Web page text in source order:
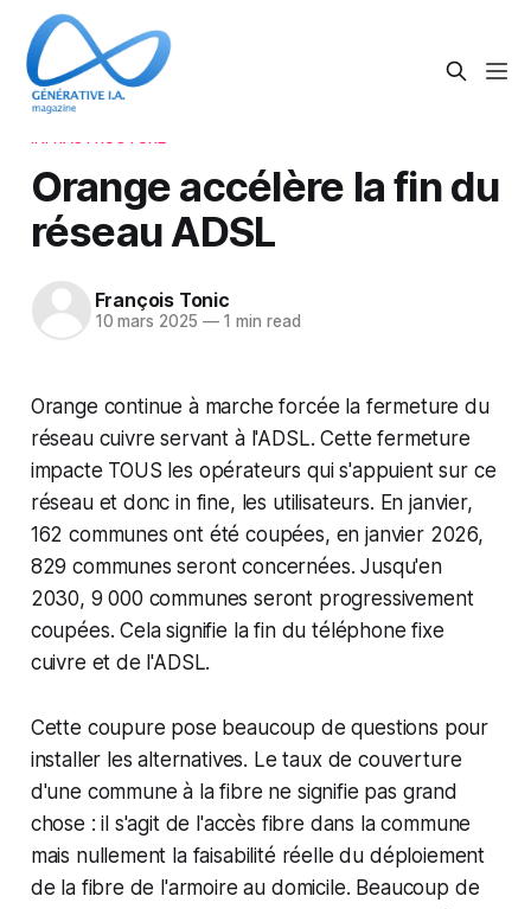
Orange accélère la fin du
réseau ADSL
François Tonic
10 mars 2025 —1 min read
Orange continue à marche forcée la fermeture du
réseau cuivre servant à l'ADSL. Cette fermeture
impacte TOUS les opérateurs qui s'appuient sur ce
réseau et donc in fine, les utilisateurs. En janvier,
162 communes ont été coupées, en janvier 2026,
829 communes seront concernées. Jusqu'en
2030, 9 000 communes seront progressivement
coupées. Cela signifie la fin du téléphone fixe
cuivre et de l'ADSL.
Cette coupure pose beaucoup de questions pour
installer les alternatives. Le taux de couverture
d'une commune à la fibre ne signifie pas grand
chose : il s'agit de l'accès fibre dans la commune
mais nullement la faisabilité réelle du déploiement
de la fibre de l'armoire au domicile. Beaucoup de